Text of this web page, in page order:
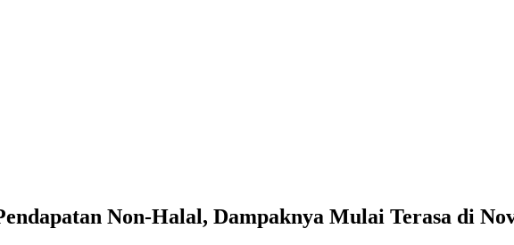
Non-Halal, Dampaknya Mulai Terasa di